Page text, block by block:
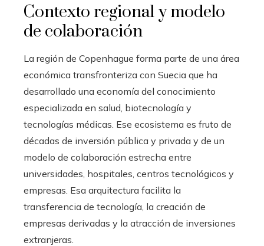
Contexto regional y modelo
de colaboración
La región de Copenhague forma parte de una área
económica transfronteriza con Suecia que ha
desarrollado una economía del conocimiento
especializada en salud, biotecnología y
tecnologías médicas. Ese ecosistema es fruto de
décadas de inversión pública y privada y de un
modelo de colaboración estrecha entre
universidades, hospitales, centros tecnológicos y
empresas. Esa arquitectura facilita la
transferencia de tecnología, la creación de
empresas derivadas y la atracción de inversiones
extranjeras.